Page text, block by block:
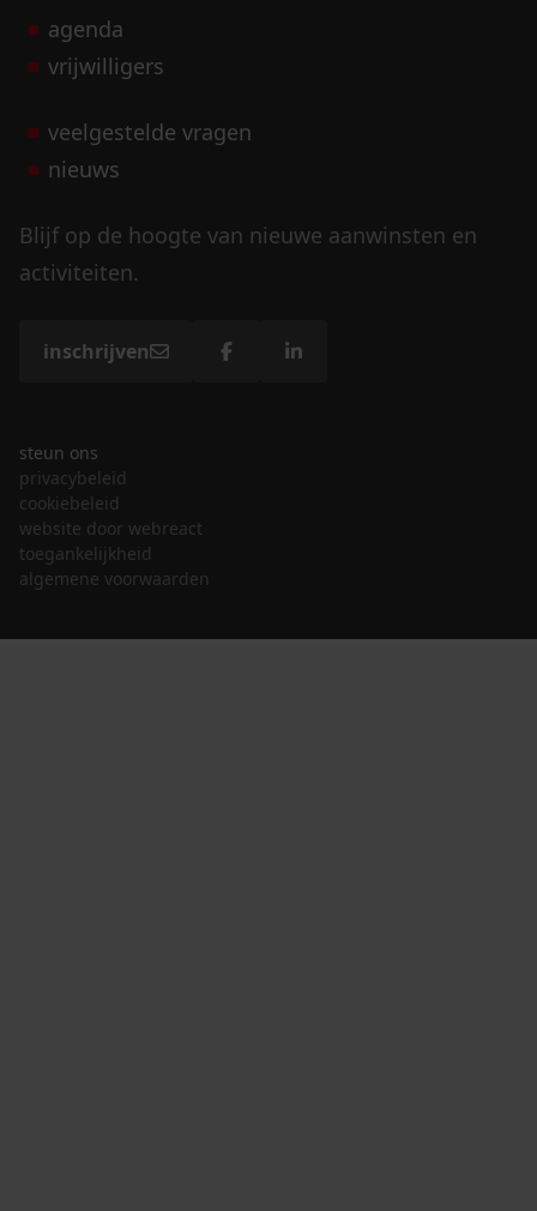
agenda
vrijwilligers
veelgestelde vragen
nieuws
Blijf op de hoogte van nieuwe aanwinsten en
activiteiten.
inschrijven
steun ons
privacybeleid
cookiebeleid
website door webreact
toegankelijkheid
algemene voorwaarden